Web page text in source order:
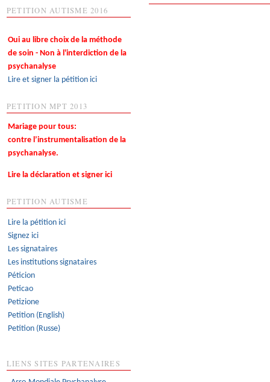
PETITION AUTISME 2016
Oui au libre choix de la méthode
de soin - Non à l'interdiction de la
psychanalyse
Lire et signer la pétition ici
PETITION MPT 2013
Mariage pour tous:
contre l’instrumentalisation de la
psychanalyse.
Lire la déclaration et signer ici
PETITION AUTISME
Lire la pétition ici
Signez ici
Les signataires
Les institutions signataires
Péticion
Peticao
Petizione
Petition (English)
Petition (Russe)
LIENS SITES PARTENAIRES